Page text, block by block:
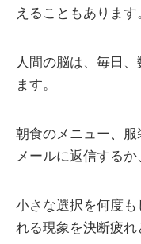
えることもあります
人間の脳は、毎日
ます。
朝食のメニュー、
メールに返信するか
小さな選択を何度
れる現象を決断疲れ